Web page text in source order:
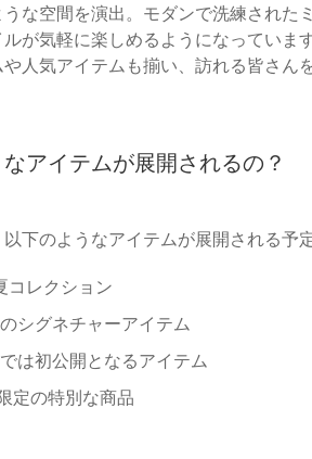
な空間を演出。モダンで洗練された
が気軽に楽しめるようになってい
人気アイテムも揃い、訪れる皆さん
アイテムが展開されるの？
下のようなアイテムが展開される予
レクション
シグネチャーアイテム
は初公開となるアイテム
定の特別な商品